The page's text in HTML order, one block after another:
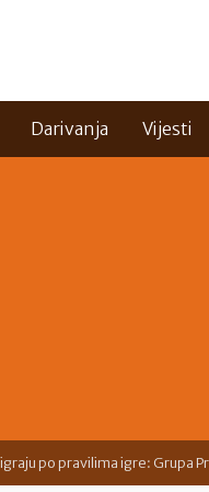
Darivanja Vijesti
po pravilima igre: Grupa